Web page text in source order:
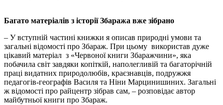
Багато матеріалів з історії Збаража вже зібрано
– У вступній частині книжки я описав природні умови та
загальні відомості про Збараж. При цьому використав дуже
цікавий матеріал з «Червоної книги Збаражчини», яка
побачила світ завдяки копіткій, наполегливій та багаторічній
праці видатних природолюбів, краєзнавців, подружжя
педагогів-географів Василя та Ніни Марцинишиних. Загальні
ж відомості про райцентр зібрав сам, – розповідає автор
майбутньої книги про Збараж.